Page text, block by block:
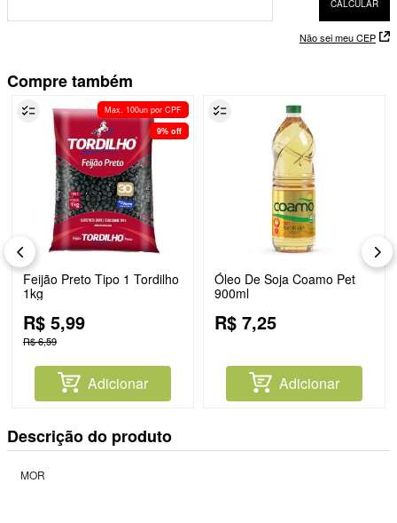
Não sei meu CEP
Compre também
Max. 100un por CPF
9% off
Feijão Preto Tipo 1 Tordilho
1kg
R$ 5,99
R$6,59
Adicionar
Óleo De Soja Coamo Pet
900ml
R$ 7,25
Adicionar
Descrição do produto
MOR